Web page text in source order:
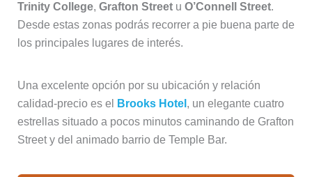
Trinity College, Grafton Streetu O’Connell Street.
Desde estas zonas podrás recorrer a pie buena parte de
los principales lugares de interés.
Una excelente opción por su ubicación y relación
calidad-precio es el
Brooks Hotel , un elegante cuatro
estrellas situado a pocos minutos caminando de Grafton
Street y del animado barrio de Temple Bar.